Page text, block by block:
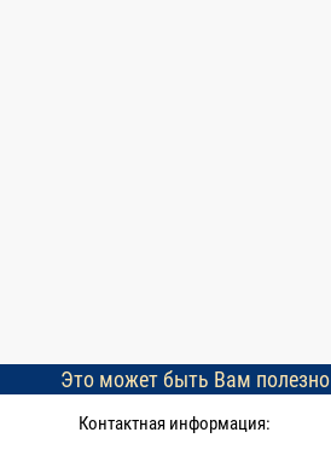
Это может быть Вам полезно
Контактная информация: